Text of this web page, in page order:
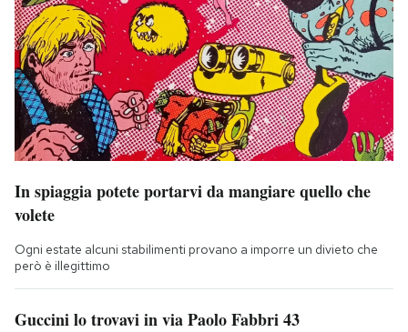
In spiaggia potete portarvi da mangiare quello che
volete
Ogni estate alcuni stabilimenti provano a imporre un divieto che
però è illegittimo
Guccini lo trovavi in via Paolo Fabbri 43